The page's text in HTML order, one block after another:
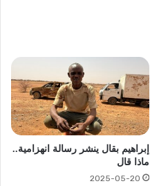
إبراهيم بقال ينشر رسالة انهزامية..
ماذا قال
2025-05-20